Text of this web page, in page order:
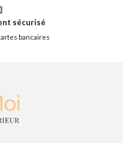
sécurisé
bancaires